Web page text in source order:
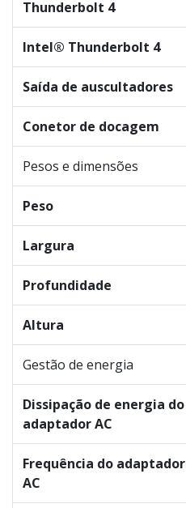
Thunderbolt 4
Intel® Thunderbolt 4
Saída de auscultadores
Conetor de docagem
Pesos e dimensões
Peso
Largura
Profundidade
Altura
Gestão de energia
Dissipação de energia do
adaptador AC
Frequência do adaptador
AC